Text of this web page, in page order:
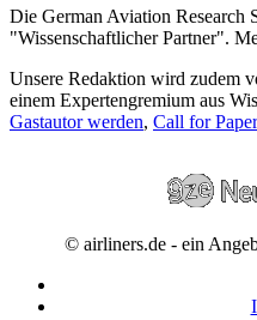
Die German Aviation Research
"Wissenschaftlicher Partner".
Unsere Redaktion wird zudem
einem Expertengremium aus
Gastautor werden, Call for
© airliners.de - ein